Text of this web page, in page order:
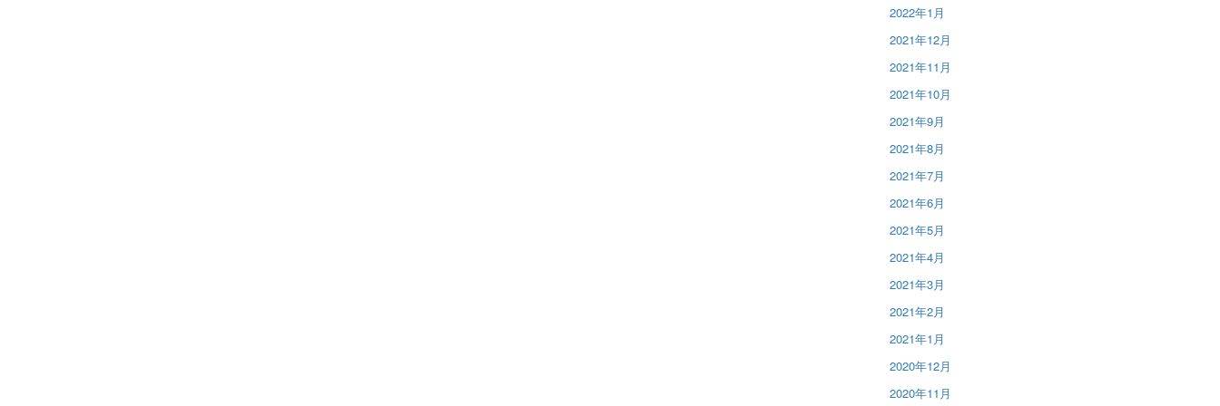
2022年1月
2021年12月
2021年11月
2021年10月
2021年9月
2021年8月
2021年7月
2021年6月
2021年5月
2021年4月
2021年3月
2021年2月
2021年1月
2020年12月
2020年11月